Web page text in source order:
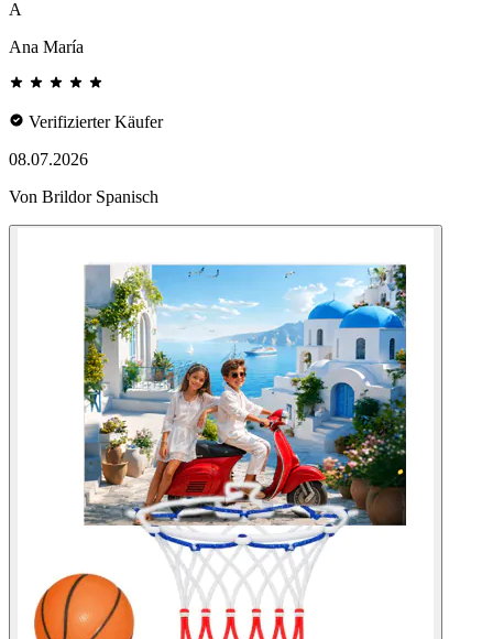
A
Ana María
Verifizierter Käufer
08.07.2026
Von Brildor Spanisch